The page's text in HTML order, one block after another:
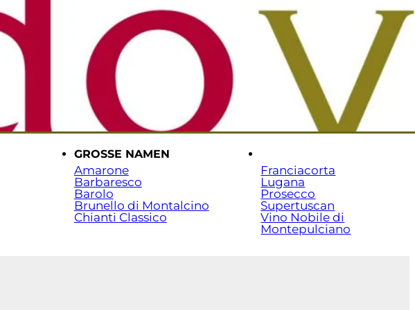
Versand & Zahlung Beratung: 07141 / 7029351
GROSSE NAMEN
Amarone
Barbaresco
Barolo
Brunello di Montalcino
Chianti Classico
Franciacorta
Lugana
Prosecco
Supertuscan
Vino Nobile di
Montepulciano